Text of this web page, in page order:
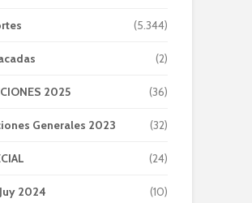
(5.344)
(2)
2025 (36)
Generales 2023 (32)
(24)
2024 (10)